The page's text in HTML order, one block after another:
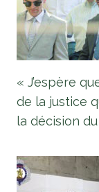
« J’espère
de la justice
la décision du